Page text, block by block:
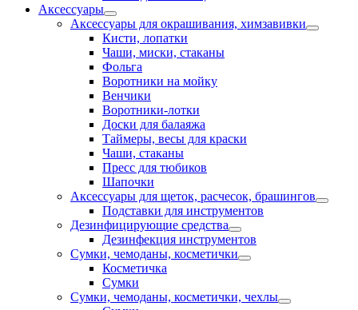
Аксессуары
Аксессуары для окрашивания, химзавивки
Кисти, лопатки
Чаши, миски, стаканы
Фольга
Воротники на мойку
Венчики
Воротники-лотки
Доски для балаяжа
Таймеры, весы для краски
Чаши, стаканы
Пресс для тюбиков
Шапочки
Аксессуары для щеток, расчесок, брашингов
Подставки для инструментов
Дезинфицирующие средства
Дезинфекция инструментов
Сумки, чемоданы, косметички
Косметичка
Сумки
Сумки, чемоданы, косметички, чехлы